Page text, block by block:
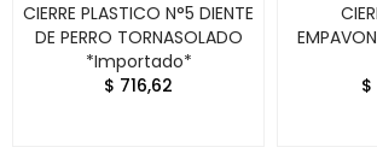
CIERRE PLASTICO N°5 DIENTE
DE PERRO TORNASOLADO
*Importado*
$ 716,62
$